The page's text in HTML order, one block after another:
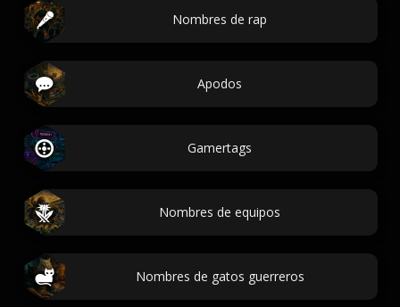
Nombres de rap
Apodos
Gamertags
Nombres de equipos
Nombres de gatos guerreros